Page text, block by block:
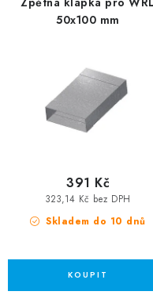
50x100 mm
Skladem do 10 dnů
323,14 Kč bez DPH
391 Kč